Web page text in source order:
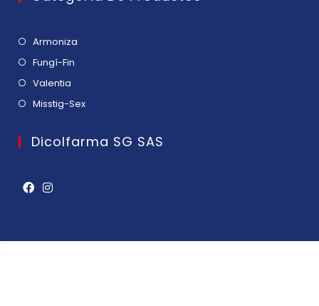
Armoniza
Fungí-Fin
Valentia
Misstig-Sex
Dicolfarma SG SAS